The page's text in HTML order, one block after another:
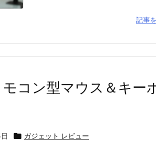
記事
コン型マウス＆キー
 ガジェット レビュー